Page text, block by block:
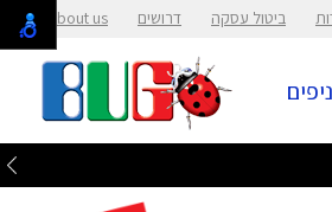
ביטול עסקה דרושים About us